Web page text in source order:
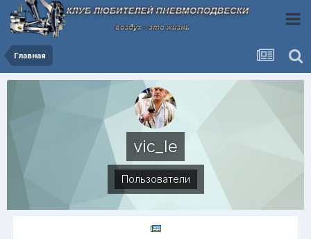
Главная
vic_le
Пользователи